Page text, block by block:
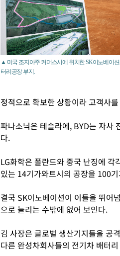
▲ 미국 조지아주 커머스시에 위치한 SK이노베이션
터리공장 부지.
정적으로 확보한 상황이라 고객사
파나소닉은 테슬라에, BYD는 자사
다.
LG화학은 폴란드와 중국 난징에
있는 14기가와트시의 공장을 100
결국 SK이노베이션이 이들을 뛰어
으로 늘리는 수밖에 없어 보인다.
김 사장은 글로벌 생산기지들을 공
다른 완성차회사들의 전기차 배터